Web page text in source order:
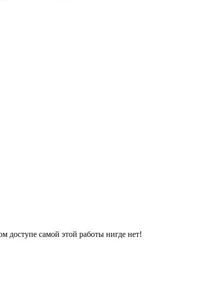
доступе самой этой работы нигде нет!